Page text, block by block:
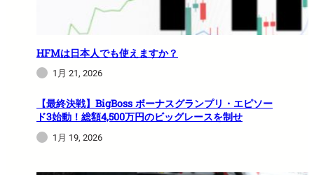
HFMは日本人でも使えますか？
1月 21, 2026
【最終決戦】BigBoss ボーナスグランプリ・エピソー
ド3始動！総額4,500万円のビッグレースを制せ
1月 19, 2026